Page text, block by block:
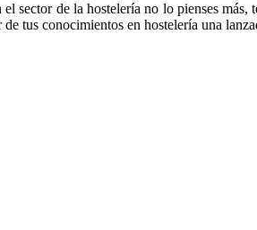
el sector de la hostelería no lo pienses más,
de tus conocimientos en hostelería una